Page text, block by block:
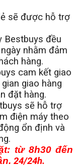
sẽ được hỗ trợ
Bestbuys đều
nhằm đảm
hàng.
cam kết giao
giao hàng
đặt hàng.
sẽ hỗ trợ
điện máy theo
ổn định và
từ 8h30 đến
24/24h.